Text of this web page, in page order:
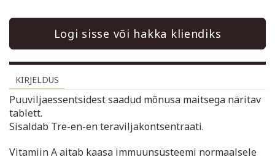
Logi sisse või hakka kliendiks
KIRJELDUS
Puuviljaessentsidest saadud mõnusa maitsega näritav
tablett.
Sisaldab Tre-en-en teraviljakontsentraati.
Vitamiin A aitab kaasa immuunsüsteemi normaalsele